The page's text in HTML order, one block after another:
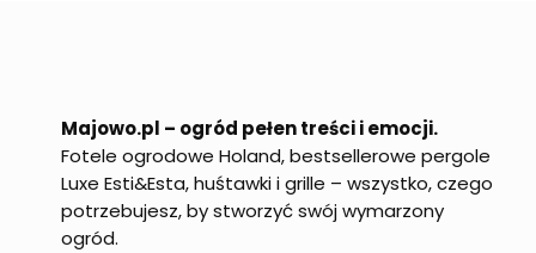
Majowo.pl – ogród pełen treści i emocji.
Fotele ogrodowe Holand, bestsellerowe pergole
Luxe Esti&Esta, huśtawki i grille – wszystko, czego
potrzebujesz, by stworzyć swój wymarzony
ogród.